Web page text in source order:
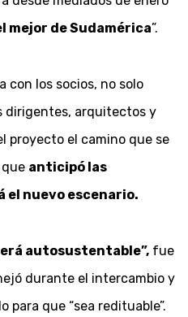
mejor de Sudamérica”.
con los socios, no solo
dirigentes, arquitectos y
proyecto el camino que se
anticipó las
el nuevo escenario.
autosustentable”, fue
durante el intercambio y
para que “sea redituable”.